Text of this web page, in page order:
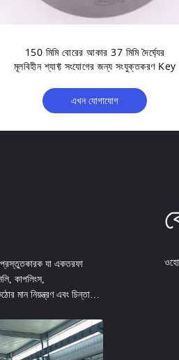
150 মিমি বোরের আকার 37 মিমি দৈর্ঘ্যের
মূলবিহীন শ্যাফ্ট সংযোগের জন্য সংযুক্তকরণ Key
এখন যোগাযোগ
প্রস্তুতকারক যা একতরফা
কাপলিংস,
মান নিয়ন্ত্রণ এবং চিন্তাশীল